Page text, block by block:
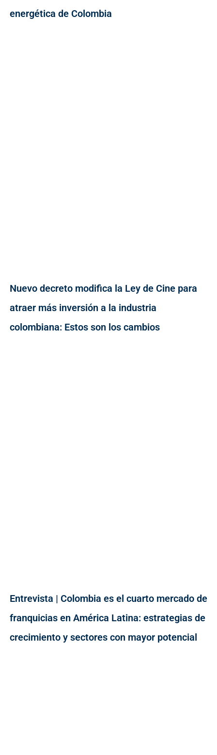
energética de Colombia
Nuevo decreto modifica la Ley de Cine para
atraer más inversión a la industria
colombiana: Estos son los cambios
Entrevista | Colombia es el cuarto mercado de
franquicias en América Latina: estrategias de
crecimiento y sectores con mayor potencial